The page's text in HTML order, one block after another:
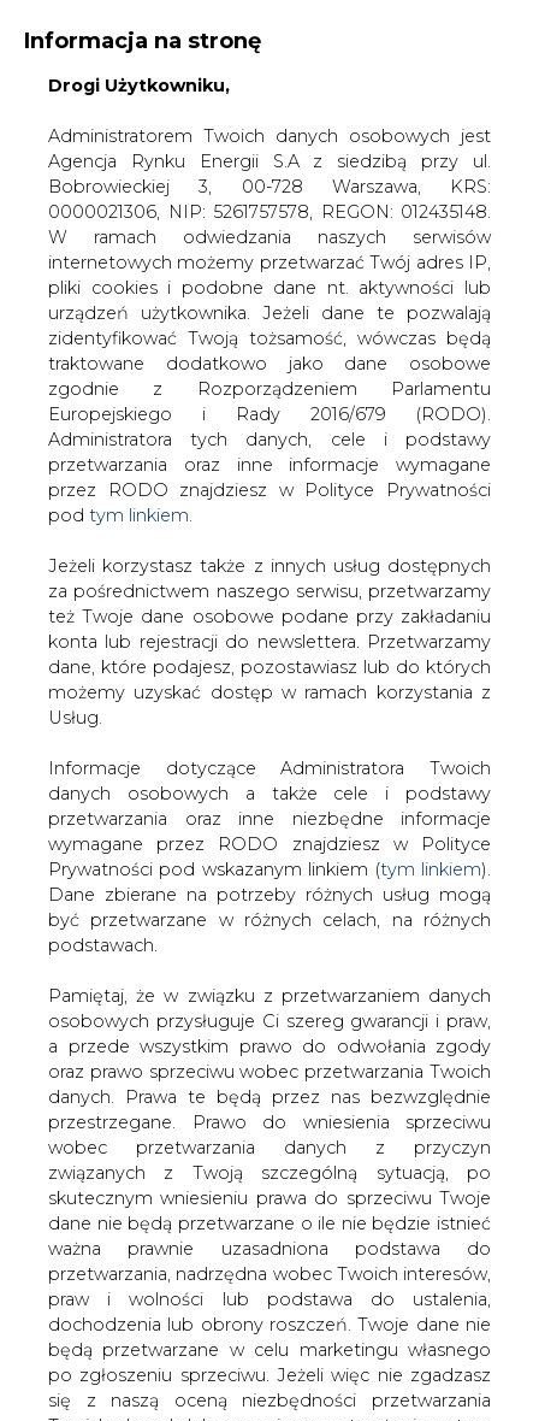
KONTAKT:
WYDAWCA PORTALU:
WYSOKI KONTRAST A A
ZALOGUJ SIĘ
WŁĄCZ CIRE.TV
Informacja na stronę
Drogi Użytkowniku,
Administratorem Twoich danych osobowych jest
Agencja Rynku Energii S.A z siedzibą przy ul.
Bobrowieckiej 3, 00-728 Warszawa, KRS:
0000021306, NIP: 5261757578, REGON: 012435148.
W ramach odwiedzania naszych serwisów
internetowych możemy przetwarzać Twój adres IP,
pliki cookies i podobne dane nt. aktywności lub
urządzeń użytkownika. Jeżeli dane te pozwalają
zidentyfikować Twoją tożsamość, wówczas będą
traktowane dodatkowo jako dane osobowe
zgodnie z Rozporządzeniem Parlamentu
Europejskiego i Rady 2016/679 (RODO).
Administratora tych danych, cele i podstawy
przetwarzania oraz inne informacje wymagane
przez RODO znajdziesz w Polityce Prywatności
pod tym linkiem.
Jeżeli korzystasz także z innych usług dostępnych
za pośrednictwem naszego serwisu, przetwarzamy
też Twoje dane osobowe podane przy zakładaniu
konta lub rejestracji do newslettera. Przetwarzamy
dane, które podajesz, pozostawiasz lub do których
możemy uzyskać dostęp w ramach korzystania z
Usług.
Informacje dotyczące Administratora Twoich
danych osobowych a także cele i podstawy
przetwarzania oraz inne niezbędne informacje
wymagane przez RODO znajdziesz w Polityce
Prywatności pod wskazanym linkiem (tym linkiem).
Dane zbierane na potrzeby różnych usług mogą
być przetwarzane w różnych celach, na różnych
podstawach.
Pamiętaj, że w związku z przetwarzaniem danych
osobowych przysługuje Ci szereg gwarancji i praw,
a przede wszystkim prawo do odwołania zgody
oraz prawo sprzeciwu wobec przetwarzania Twoich
danych. Prawa te będą przez nas bezwzględnie
przestrzegane. Prawo do wniesienia sprzeciwu
wobec przetwarzania danych z przyczyn
związanych z Twoją szczególną sytuacją, po
skutecznym wniesieniu prawa do sprzeciwu Twoje
dane nie będą przetwarzane o ile nie będzie istnieć
ważna prawnie uzasadniona podstawa do
przetwarzania, nadrzędna wobec Twoich interesów,
praw i wolności lub podstawa do ustalenia,
dochodzenia lub obrony roszczeń. Twoje dane nie
będą przetwarzane w celu marketingu własnego
po zgłoszeniu sprzeciwu. Jeżeli więc nie zgadzasz
się z naszą oceną niezbędności przetwarzania
Strona główna
SERWIS INFORMACYJNY CIRE
/ Przyszłość polskiej elektroenergetyki
2006-09-08 00:00
skomentuj
udostępnij:
Przyszłość polskiej
elektroenergetyki
Minister gospodarki Piotr Woźniak
podczas panelu &#8222;Rozwój i
współpraca regionalnych systemów
elektroenergetycznych&#8221; w
czasie pierwszego dnia XVI Forum
Ekonomicznego w Krynicy
poinformował o przełomie w
rozmowach ze stroną litewską w
sprawie tzw. Mostu energetycznego.
Minister powiedział również, że
poważną ofertę współpracy w zakresie
elektroenergetyki złożyła także strona